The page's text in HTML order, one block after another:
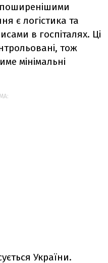
є логістика та
в госпіталях. Ці
тож
мінімальні
України.